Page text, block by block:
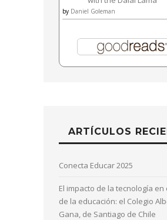
by Daniel Goleman
ARTÍCULOS
Conecta Educar 2025
El impacto de la tecnología
de la educación: el Colegio
Gana, de Santiago de Chile